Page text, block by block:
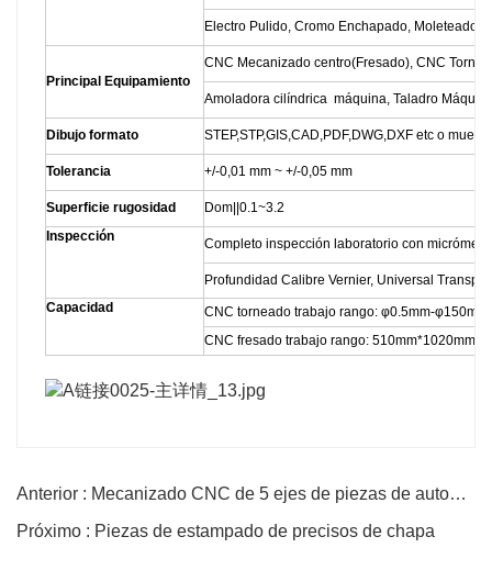
Electro Pulido, Cromo Enchapado, Moleteado,
Principal Equipamiento
CNC Mecanizado centro(Fresado), CNC
Amoladora cilíndrica máquina, Taladro
Dibujo formato STEP,STP,GIS,CAD,PDF,DWG,DXF etc o
Tolerancia +/-0,01 mm ~ +/-0,05 mm
Superficie rugosidad
Dom||0.1~3.2
Inspección
Completo inspección laboratorio con
Profundidad Calibre Vernier, Universal
Capacidad
CNC torneado trabajo rango: φ0.5mm-
CNC fresado trabajo rango:
Anterior : Mecanizado CNC de 5 ejes de piezas de automoción.
Próximo : Piezas de estampado de precisos de chapa